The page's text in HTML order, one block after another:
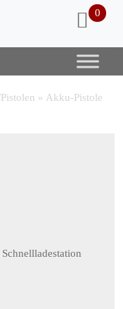
0
» Akku-Pistole